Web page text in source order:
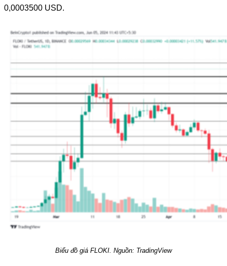
0,0003500 USD.
Biểu đồ giá FLOKI. Nguồn: TradingView